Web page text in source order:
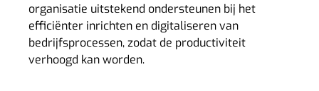
organisatie uitstekend ondersteunen bij het
efficiënter inrichten en digitaliseren van
bedrijfsprocessen, zodat de productiviteit
verhoogd kan worden.